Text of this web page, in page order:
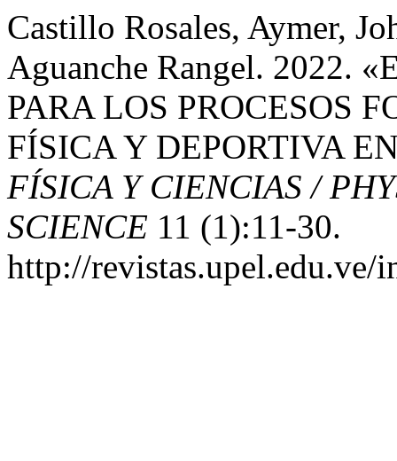
Castillo Rosales, Aymer,
Aguanche Rangel. 2022.
PARA LOS PROCESOS
FÍSICA Y DEPORTIVA
FÍSICA Y CIENCIAS /
SCIENCE 11 (1):11-30.
http://